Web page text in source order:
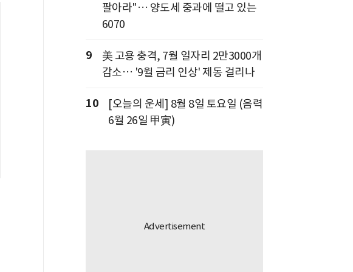
팔아라"… 양도세 중과에 떨고 있는
6070
9
美 고용 충격, 7월 일자리 2만3000개
감소… '9월 금리 인상' 제동 걸리나
10
[오늘의 운세] 8월 8일 토요일 (음력
6월 26일 甲寅)